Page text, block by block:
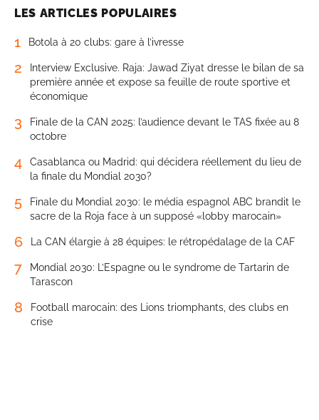
LES ARTICLES POPULAIRES
1 Botola à 20 clubs: gare à l’ivresse
2
Interview Exclusive. Raja: Jawad Ziyat dresse le bilan de sa
première année et expose sa feuille de route sportive et
économique
3
Finale de la CAN 2025: l’audience devant le TAS fixée au 8
octobre
4
Casablanca ou Madrid: qui décidera réellement du lieu de
la finale du Mondial 2030?
5
Finale du Mondial 2030: le média espagnol ABC brandit le
sacre de la Roja face à un supposé «lobby marocain»
6 La CAN élargie à 28 équipes: le rétropédalage de la CAF
7
Mondial 2030: L’Espagne ou le syndrome de Tartarin de
Tarascon
8
Football marocain: des Lions triomphants, des clubs en
crise